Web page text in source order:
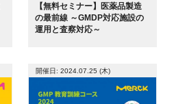
【無料セミナー】医薬品製造
の最前線 ～GMDP対応施設の
運用と査察対応～
開催日: 2024.07.25 (木)